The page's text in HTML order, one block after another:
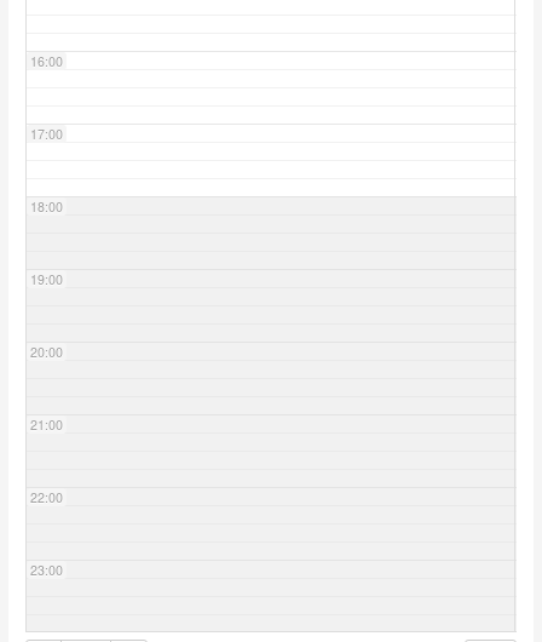
16:00
17:00
18:00
19:00
20:00
21:00
22:00
23:00